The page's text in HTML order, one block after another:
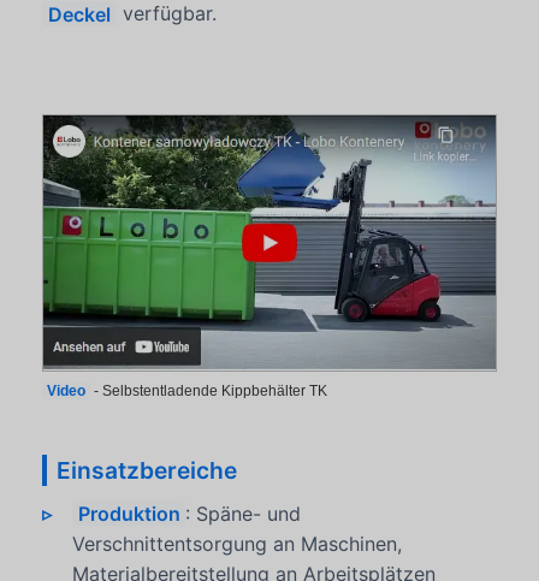
Deckel verfügbar.
Video - Selbstentladende Kippbehälter TK
Einsatzbereiche
Produktion : Späne- und
Verschnittentsorgung an Maschinen,
Materialbereitstellung an Arbeitsplätzen